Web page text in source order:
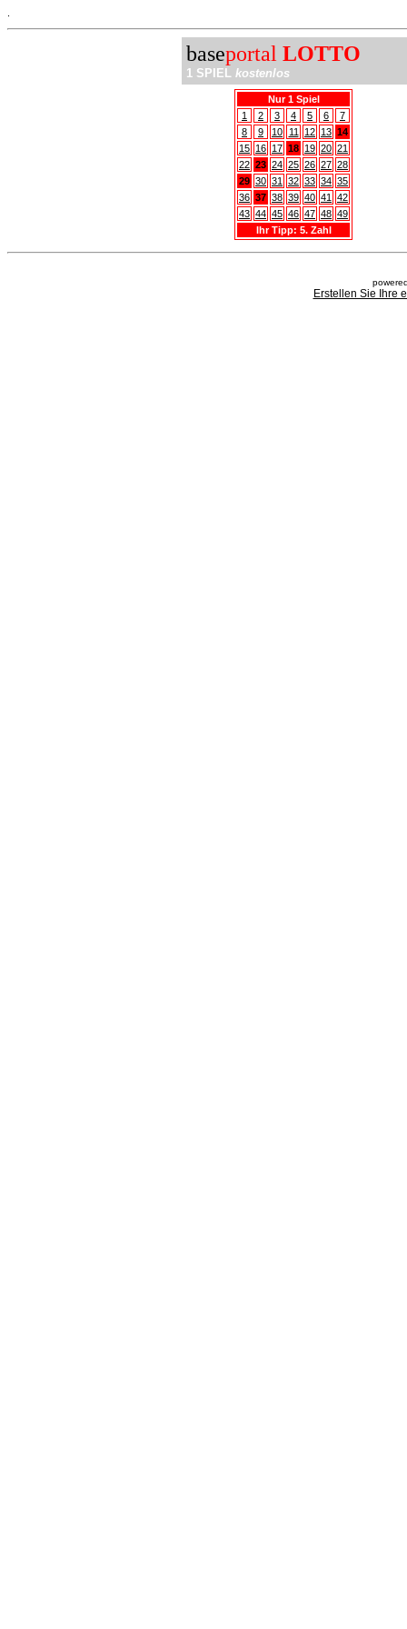
baseportal LOTTO
1 SPIEL kostenlos
Nur 1 Spiel
1
2 3 4 5 6
7
8
9 10 11 12 13 14
15 16 17 18 19 20 21
22 23 24 25 26 27 28
29 30 31 32 33 34 35
36 37 38 39 40 41
42
43 44 45 46 47 48 49
Ihr Tipp: 5. Zahl
Erstellen Sie Ihre